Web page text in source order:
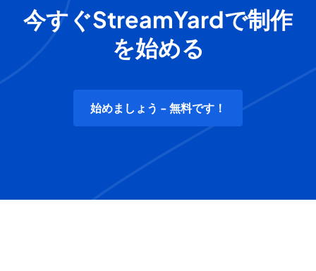
今すぐStreamYardで制作
を始める
始めましょう - 無料です！